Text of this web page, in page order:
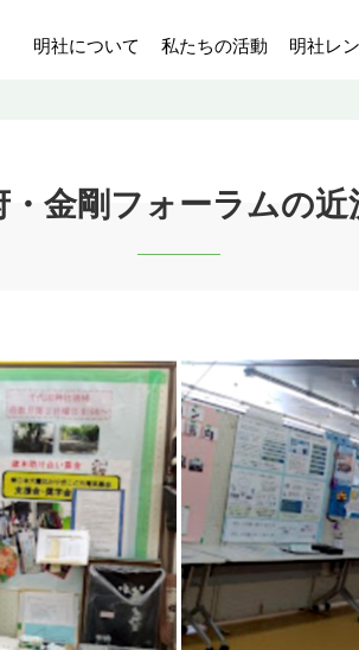
明社について 私たちの活動 明社レ
・金剛フォーラムの近